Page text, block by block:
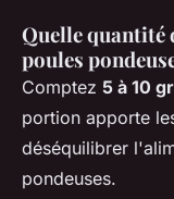
Quelle quantité
poules
Comptez 5 à 10
portion apporte
déséquilibrer
pondeuses.